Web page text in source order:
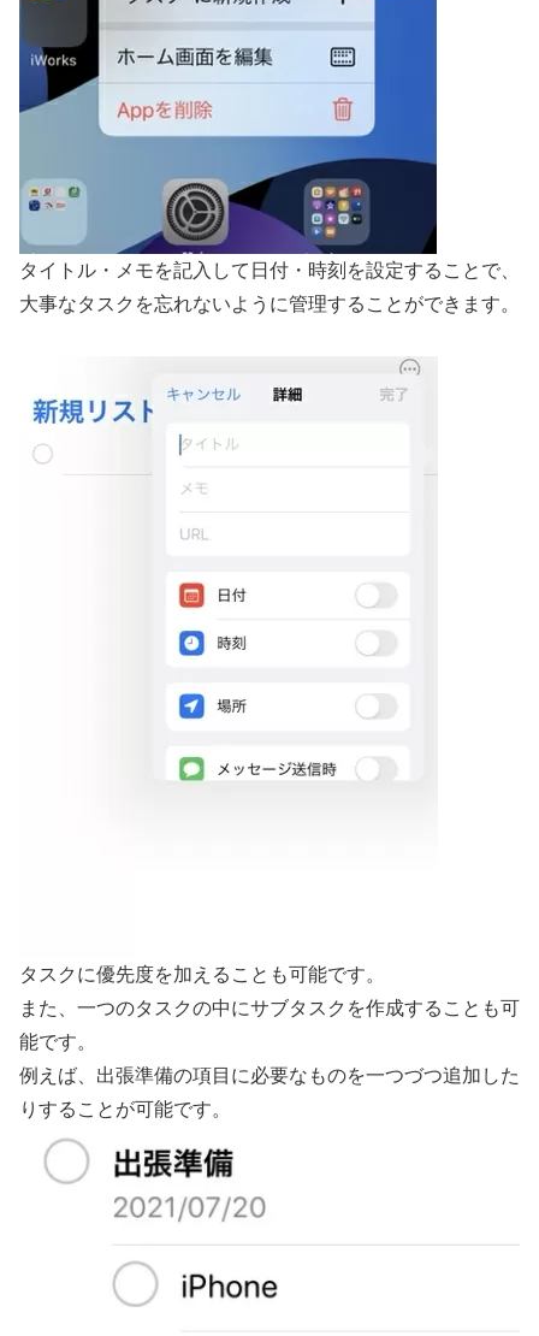
タイトル・メモを記入して日付・時刻を設定することで、
大事なタスクを忘れないように管理することができます。
タスクに優先度を加えることも可能です。
また、一つのタスクの中にサブタスクを作成することも可
能です。
例えば、出張準備の項目に必要なものを一つづつ追加した
りすることが可能です。